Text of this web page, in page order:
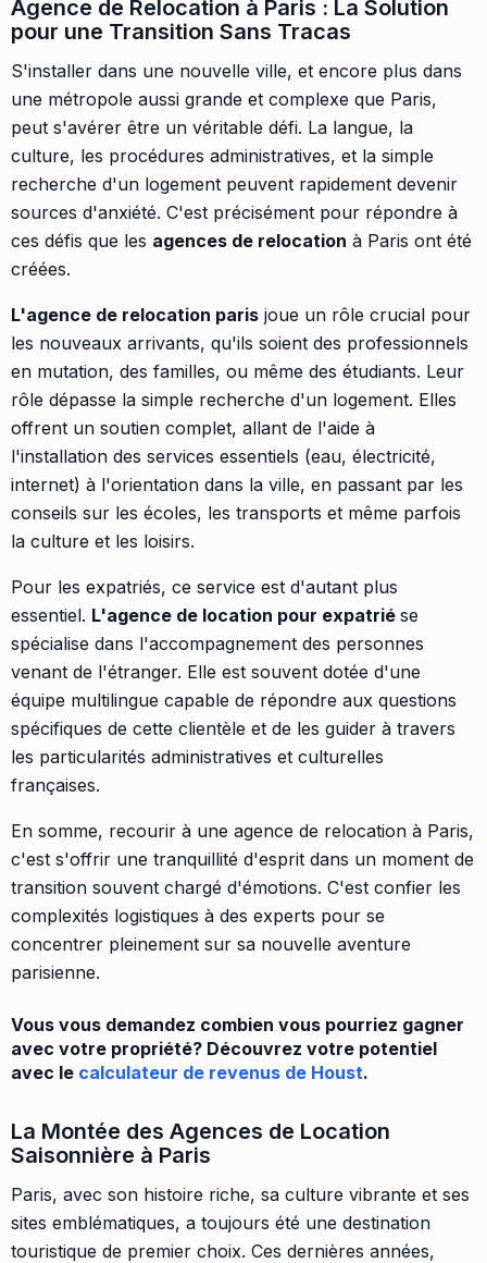
Agence de Relocation à Paris : La Solution
pour une Transition Sans Tracas
S'installer dans une nouvelle ville, et encore plus dans
une métropole aussi grande et complexe que Paris,
peut s'avérer être un véritable défi. La langue, la
culture, les procédures administratives, et la simple
recherche d'un logement peuvent rapidement devenir
sources d'anxiété. C'est précisément pour répondre à
ces défis que les agences de relocation à Paris ont été
créées.
L'agence de relocation paris joue un rôle crucial pour
les nouveaux arrivants, qu'ils soient des professionnels
en mutation, des familles, ou même des étudiants. Leur
rôle dépasse la simple recherche d'un logement. Elles
offrent un soutien complet, allant de l'aide à
l'installation des services essentiels (eau, électricité,
internet) à l'orientation dans la ville, en passant par les
conseils sur les écoles, les transports et même parfois
la culture et les loisirs.
Pour les expatriés, ce service est d'autant plus
essentiel. L'agence de location pour expatrié se
spécialise dans l'accompagnement des personnes
venant de l'étranger. Elle est souvent dotée d'une
équipe multilingue capable de répondre aux questions
spécifiques de cette clientèle et de les guider à travers
les particularités administratives et culturelles
françaises.
En somme, recourir à une agence de relocation à Paris,
c'est s'offrir une tranquillité d'esprit dans un moment de
transition souvent chargé d'émotions. C'est confier les
complexités logistiques à des experts pour se
concentrer pleinement sur sa nouvelle aventure
parisienne.
Vous vous demandez combien vous pourriez gagner
avec votre propriété? Découvrez votre potentiel
avec le calculateur de revenus de Houst.
La Montée des Agences de Location
Saisonnière à Paris
Paris, avec son histoire riche, sa culture vibrante et ses
sites emblématiques, a toujours été une destination
touristique de premier choix. Ces dernières années,